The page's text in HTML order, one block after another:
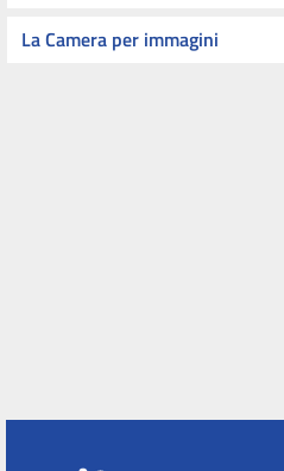
La Camera per immagini